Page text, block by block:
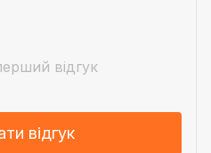
відгук
відгук